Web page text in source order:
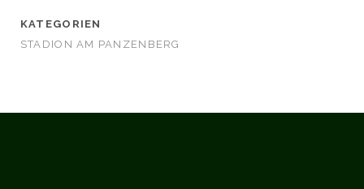
KATEGORIEN
STADION AM PANZENBERG